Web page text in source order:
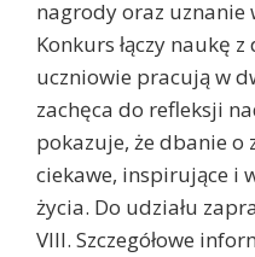
nagrody oraz uznanie
Konkurs łączy naukę
uczniowie pracują w
zachęca do refleksji
pokazuje, że dbanie o
ciekawe, inspirujące i
życia. Do udziału
VIII. Szczegółowe